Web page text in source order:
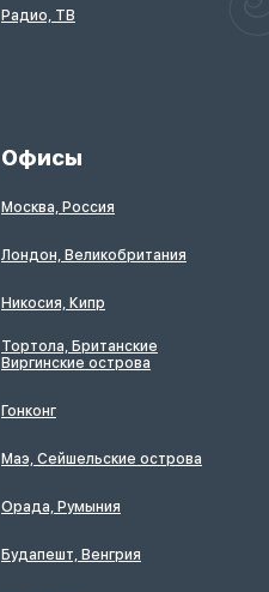
Радио, ТВ
Офисы
Москва, Россия
Лондон, Великобритания
Никосия, Кипр
Тортола, Британские
Виргинские острова
Гонконг
Маэ, Сейшельские острова
Орада, Румыния
Будапешт, Венгрия